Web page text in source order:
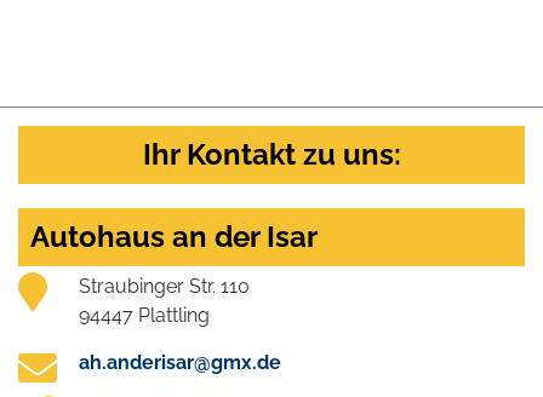
Ihr Kontakt zu uns:
Autohaus an der Isar
Straubinger Str. 110
94447 Plattling
ah.anderisar@gmx.de